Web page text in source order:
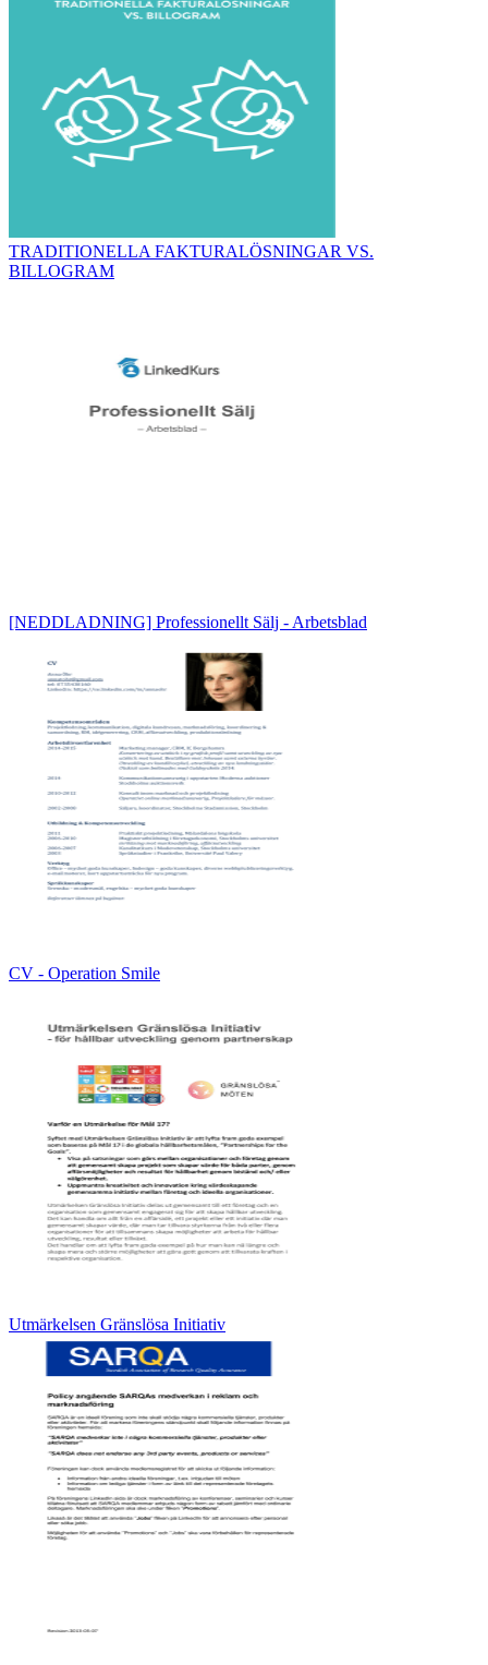
TRADITIONELLA FAKTURALÖSNINGAR VS.
BILLOGRAM
[NEDDLADNING] Professionellt Sälj - Arbetsblad
CV - Operation Smile
Utmärkelsen Gränslösa Initiativ